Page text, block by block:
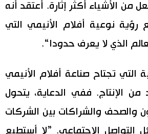
من الأشياء أكثر إثارة. أعتقد أنه
نوعية أفلام الأنيمي التي
الذي لا يعرف حدودا“.
التي تجتاح صناعة أفلام الأنيمي
من الإنتاج. ففي الدعاية، يتحول
والصحف والشراكات بين الشركات
التواصل الاجتماعي. ”لا أستطيع